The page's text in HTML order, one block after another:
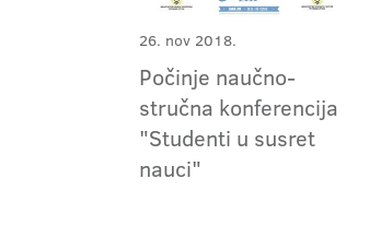
26. nov 2018.
Počinje naučno-
stručna konferencija
"Studenti u susret
nauci"